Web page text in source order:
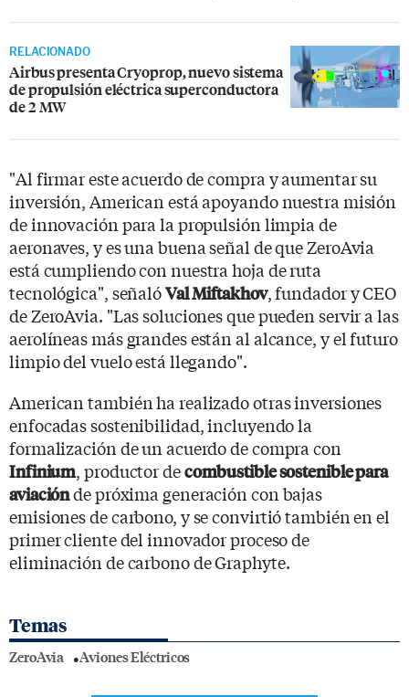
RELACIONADO
Airbus presenta Cryoprop, nuevo sistema
de propulsión eléctrica superconductora
de 2 MW
"Al firmar este acuerdo de compra y aumentar su
inversión, American está apoyando nuestra misión
de innovación para la propulsión limpia de
aeronaves, y es una buena señal de que ZeroAvia
está cumpliendo con nuestra hoja de ruta
tecnológica", señalóVal Miftakhov, fundador y CEO
de ZeroAvia. "Las soluciones que pueden servir a las
aerolíneas más grandes están al alcance, y el futuro
limpio del vuelo está llegando".
American también ha realizado otras inversiones
enfocadas sostenibilidad, incluyendo la
formalización de un acuerdo de compra con
Infinium, productor decombustible sostenible para
aviaciónde próxima generación con bajas
emisiones de carbono, y se convirtió también en el
primer cliente del innovador proceso de
eliminación de carbono de Graphyte.
Temas
ZeroAvia Aviones Eléctricos